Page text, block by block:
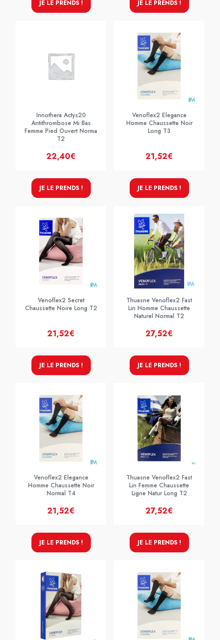
JE LE PRENDS ! JE LE PRENDS !
Innothera Actys20
Antithrombose Mi Bas
Femme Pied Ouvert Norma
T2
22,40€
JE LE PRENDS !
Venoflex2 Elegance
Homme Chaussette Noir
Long T3
21,52€
JE LE PRENDS !
Venoflex2 Secret
Chaussette Noire Long T2
21,52€
JE LE PRENDS !
Thuasne Venoflex2 Fast
Lin Homme Chaussette
Naturel Normal T2
27,52€
JE LE PRENDS !
Venoflex2 Elegance
Homme Chaussette Noir
Normal T4
21,52€
JE LE PRENDS !
Thuasne Venoflex2 Fast
Lin Femme Chaussette
Ligne Natur Long T2
27,52€
JE LE PRENDS !